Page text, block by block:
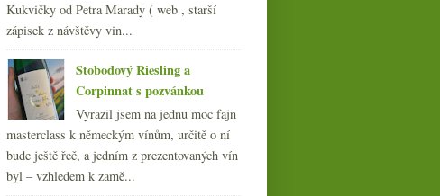
►2007(108)
Kukvičky od Petra Marady ( web , starší
zápisek z návštěvy vin...
Stobodový Riesling a
Corpinnat s pozvánkou
Vyrazil jsem na jednu moc fajn
masterclass k německým vínům, určitě o ní
bude ještě řeč, a jedním z prezentovaných vín
byl – vzhledem k zamě...